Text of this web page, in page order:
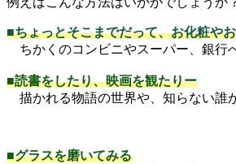
■ちょっとそこまでだって、お化粧や
ちかくのコンビニやスーパー、銀行
■読書をしたり、映画を観たりー
描かれる物語の世界や、知らない誰
■グラスを磨いてみる